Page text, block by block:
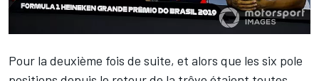
Pour la deuxième fois de suite, et alors que les six pole